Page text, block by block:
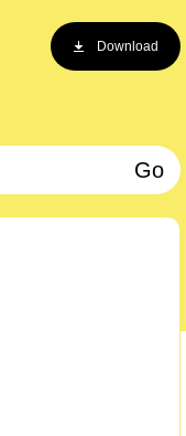
Download
Go